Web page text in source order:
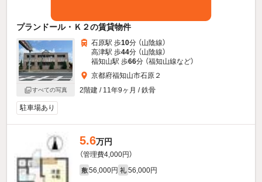
プランドール・Ｋ２の賃貸物件
すべての写真
石原駅 歩10分 （山陰線）
高津駅 歩44分 （山陰線）
福知山駅 歩66分 （福知山線など）
京都府福知山市石原２
2階建 / 11年9ヶ月 / 鉄骨
駐車場あり
5.6万円
（管理費4,000円）
敷 56,000円 礼 56,000円